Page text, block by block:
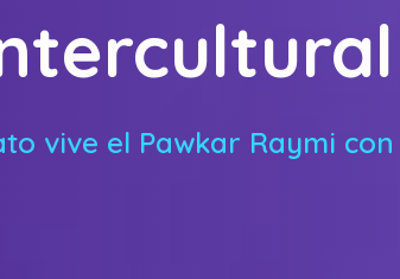
vive el Pawkar Raymi